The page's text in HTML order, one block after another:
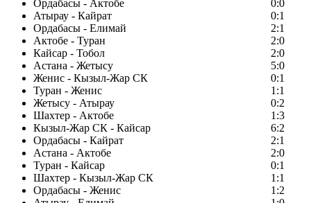
Ордабасы - Актобе
0:0
Атырау - Кайрат
0:1
Ордабасы - Елимай
2:1
Актобе - Туран
2:0
Кайсар - Тобол
2:0
Астана - Жетысу
5:0
Женис - Кызыл-Жар СК
0:1
Туран - Женис
1:1
Жетысу - Атырау
0:2
Шахтер - Актобе
1:3
Кызыл-Жар СК - Кайсар
6:2
Ордабасы - Кайрат
2:1
Астана - Актобе
2:0
Туран - Кайсар
0:1
Шахтер - Кызыл-Жар СК
1:1
Ордабасы - Женис
1:2